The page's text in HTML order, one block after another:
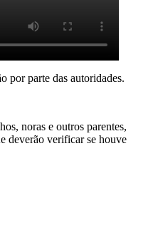
por parte das autoridades.
noras e outros parentes,
deverão verificar se houve